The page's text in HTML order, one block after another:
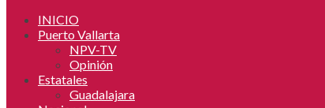
INICIO
Puerto Vallarta
NPV-TV
Opinión
Estatales
Guadalajara